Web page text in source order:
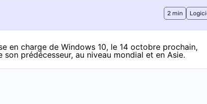
2 min
en charge de Windows 10, le 14 octobre prochain,
prédécesseur, au niveau mondial et en Asie.